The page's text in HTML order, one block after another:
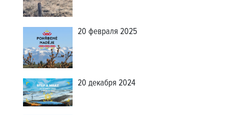
20 февраля 2025
20 декабря 2024